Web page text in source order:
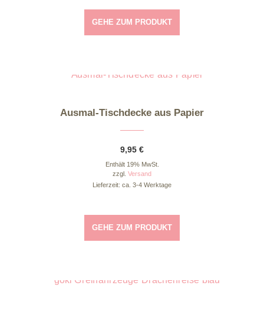
GEHE ZUM PRODUKT
Dieses Produkt weist mehrere Varianten auf. Die Optionen können auf der Produktseite gewählt werden
Ausmal-Tischdecke aus Papier
9,95 €
Enthält 19% MwSt.
zzgl. Versand
Lieferzeit: ca. 3-4 Werktage
GEHE ZUM PRODUKT